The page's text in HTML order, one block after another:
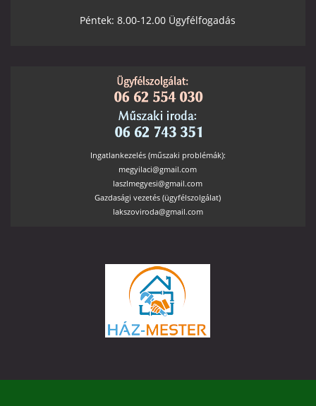
Péntek: 8.00-12.00 Ügyfélfogadás
Ingatlankezelés (műszaki problémák):
megyilaci@gmail.com
laszlmegyesi@gmail.com
Gazdasági vezetés (ügyfélszolgálat)
lakszoviroda@gmail.com